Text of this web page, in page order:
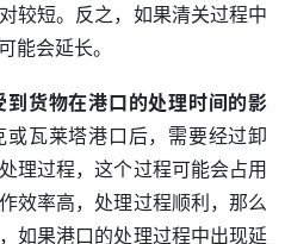
较短。反之，如果清关过程中
能会延长。
货物在港口的处理时间的影
瓦莱塔港口后，需要经过卸
理过程，这个过程可能会占用
效率高，处理过程顺利，那么
如果港口的处理过程中出现延